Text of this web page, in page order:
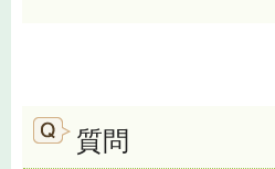
質問